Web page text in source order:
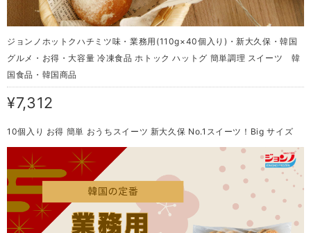
ジョンノホットクハチミツ味・業務用(110g×40個入り)・新大久保・韓国
グルメ・お得・大容量 冷凍食品 ホトック ハットグ 簡単調理 スイーツ 韓
国食品・韓国商品
¥7,312
10個入り お得 簡単 おうちスイーツ 新大久保 No.1スイーツ！Big サイズ